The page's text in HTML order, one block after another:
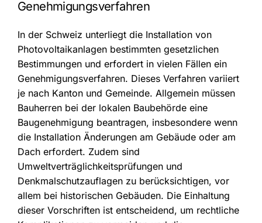
Genehmigungsverfahren
In der Schweiz unterliegt die Installation von
Photovoltaikanlagen bestimmten gesetzlichen
Bestimmungen und erfordert in vielen Fällen ein
Genehmigungsverfahren. Dieses Verfahren variiert
je nach Kanton und Gemeinde. Allgemein müssen
Bauherren bei der lokalen Baubehörde eine
Baugenehmigung beantragen, insbesondere wenn
die Installation Änderungen am Gebäude oder am
Dach erfordert. Zudem sind
Umweltverträglichkeitsprüfungen und
Denkmalschutzauflagen zu berücksichtigen, vor
allem bei historischen Gebäuden. Die Einhaltung
dieser Vorschriften ist entscheidend, um rechtliche